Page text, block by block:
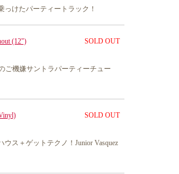
っけたパーティートラック！
(12") SOLD OUT
ご機嫌サントラパーティーチュー
SOLD OUT
ス＋ゲットテクノ！Junior Vasquez